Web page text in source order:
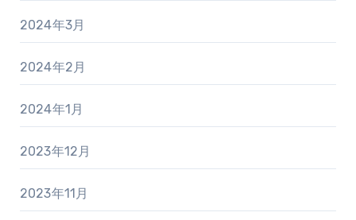
2024年3月
2024年2月
2024年1月
2023年12月
2023年11月